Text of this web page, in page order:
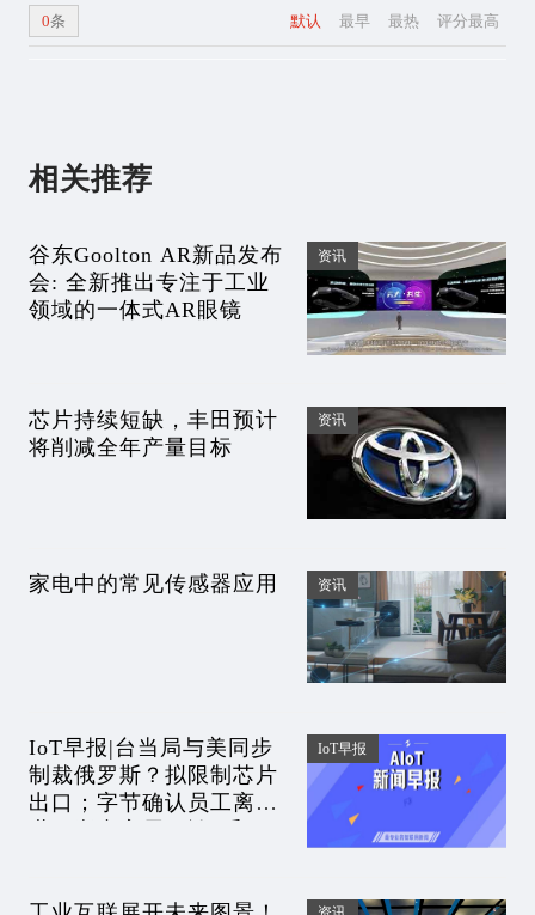
默认 最早 最热 评分最高
0条
相关推荐
谷东Goolton AR新品发布
会: 全新推出专注于工业
领域的一体式AR眼镜
资讯
芯片持续短缺，丰田预计
将削减全年产量目标
资讯
家电中的常见传感器应用 资讯
IoT早报|台当局与美同步
制裁俄罗斯？拟限制芯片
出口；字节确认员工离
IoT早报